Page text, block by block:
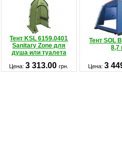
Тент KSL 6159.0401
Sanitary Zone для
душа или туалета
Тент SOL
8,7
Цена:3 313.00грн. Цена: 3